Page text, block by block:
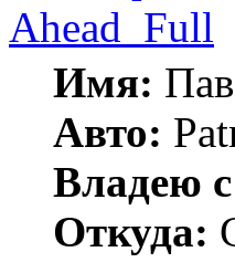
Ahead_Full
Имя:
Авто:
Владею
Откуда: